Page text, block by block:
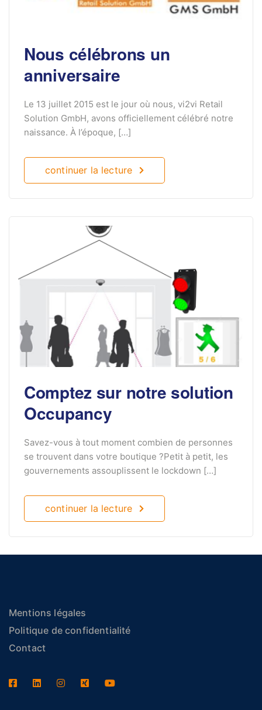
Nous célébrons un
anniversaire
Le 13 juillet 2015 est le jour où nous, vi2vi Retail
Solution GmbH, avons officiellement célébré notre
naissance. À l’époque, […]
continuer la lecture
Comptez sur notre solution
Occupancy
Savez-vous à tout moment combien de personnes
se trouvent dans votre boutique ?Petit à petit, les
gouvernements assouplissent le lockdown […]
continuer la lecture
Mentions légales
Politique de confidentialité
Contact